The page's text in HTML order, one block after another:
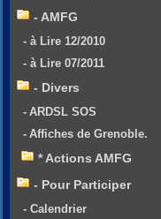
- AMFG
- à Lire 12/2010
- à Lire 07/2011
- Divers
- ARDSL SOS
- Affiches de Grenoble.
* Actions AMFG
- Pour Participer
- Calendrier